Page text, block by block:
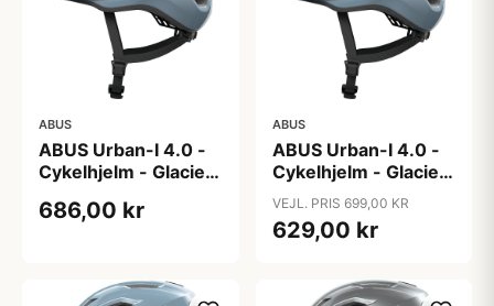
ABUS
ABUS Urban-I 4.0 -
Cykelhjelm - Glacier
686,00 kr
ABUS
ABUS Urban-I 4.0 -
Cykelhjelm - Glacier
Blue - M
VEJL. PRIS 699,00 KR
629,00 kr